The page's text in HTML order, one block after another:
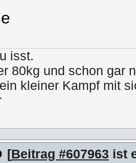
isst.
80kg und schon gar
kleiner Kampf mit
[Beitrag #607963 ist